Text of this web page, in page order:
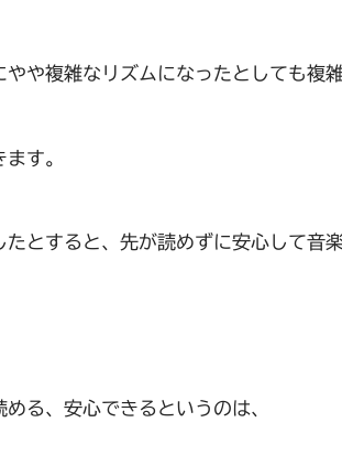
や複雑なリズムになったとしても複
す。
とすると、先が読めずに安心して音
る、安心できるというのは､